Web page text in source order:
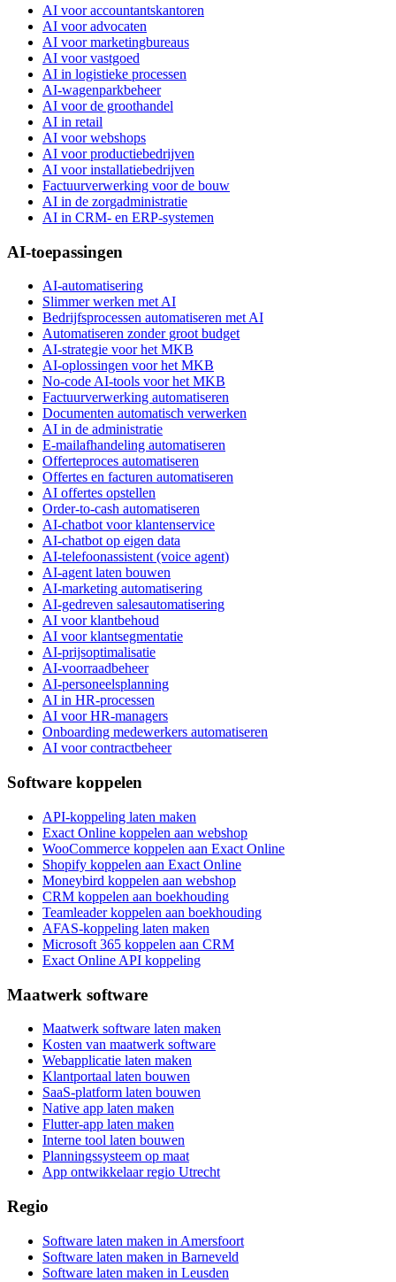
AI voor accountantskantoren
AI voor advocaten
AI voor marketingbureaus
AI voor vastgoed
AI in logistieke processen
AI-wagenparkbeheer
AI voor de groothandel
AI in retail
AI voor webshops
AI voor productiebedrijven
AI voor installatiebedrijven
Factuurverwerking voor de bouw
AI in de zorgadministratie
AI in CRM- en ERP-systemen
AI-toepassingen
AI-automatisering
Slimmer werken met AI
Bedrijfsprocessen automatiseren met AI
Automatiseren zonder groot budget
AI-strategie voor het MKB
AI-oplossingen voor het MKB
No-code AI-tools voor het MKB
Factuurverwerking automatiseren
Documenten automatisch verwerken
AI in de administratie
E-mailafhandeling automatiseren
Offerteproces automatiseren
Offertes en facturen automatiseren
AI offertes opstellen
Order-to-cash automatiseren
AI-chatbot voor klantenservice
AI-chatbot op eigen data
AI-telefoonassistent (voice agent)
AI-agent laten bouwen
AI-marketing automatisering
AI-gedreven salesautomatisering
AI voor klantbehoud
AI voor klantsegmentatie
AI-prijsoptimalisatie
AI-voorraadbeheer
AI-personeelsplanning
AI in HR-processen
AI voor HR-managers
Onboarding medewerkers automatiseren
AI voor contractbeheer
Software koppelen
API-koppeling laten maken
Exact Online koppelen aan webshop
WooCommerce koppelen aan Exact Online
Shopify koppelen aan Exact Online
Moneybird koppelen aan webshop
CRM koppelen aan boekhouding
Teamleader koppelen aan boekhouding
AFAS-koppeling laten maken
Microsoft 365 koppelen aan CRM
Exact Online API koppeling
Maatwerk software
Maatwerk software laten maken
Kosten van maatwerk software
Webapplicatie laten maken
Klantportaal laten bouwen
SaaS-platform laten bouwen
Native app laten maken
Flutter-app laten maken
Interne tool laten bouwen
Planningssysteem op maat
App ontwikkelaar regio Utrecht
Regio
Software laten maken in Amersfoort
Software laten maken in Barneveld
Software laten maken in Leusden